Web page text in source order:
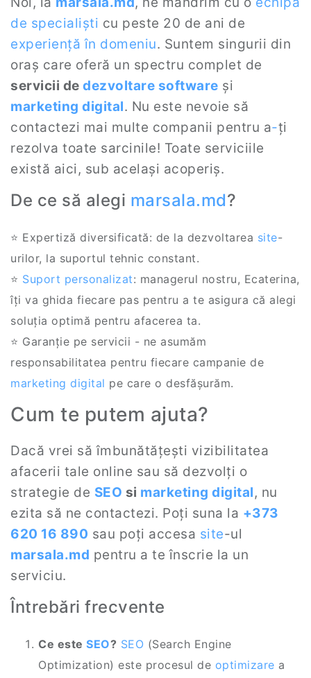
de specialiști cu peste 20 de ani de
experiență în domeniu. Suntem singurii din
oraș care oferă un spectru complet de
servicii de dezvoltare software și
marketing digital. Nu este nevoie să
contactezi mai multe companii pentru a-ți
rezolva toate sarcinile! Toate serviciile
există aici, sub același acoperiș.
De ce să alegi marsala.md?
⭐ Expertiză diversificată: de la dezvoltarea site-
urilor, la suportul tehnic constant.
⭐ Suport personalizat: managerul nostru, Ecaterina,
îți va ghida fiecare pas pentru a te asigura că alegi
soluția optimă pentru afacerea ta.
⭐ Garanție pe servicii - ne asumăm
responsabilitatea pentru fiecare campanie de
marketing digital pe care o desfășurăm.
Cum te putem ajuta?
Dacă vrei să îmbunătățești vizibilitatea
afacerii tale online sau să dezvolți o
strategie de SEO si marketing digital, nu
ezita să ne contactezi. Poți suna la +373
620 16 890 sau poți accesa site-ul
marsala.md pentru a te înscrie la un
serviciu.
Întrebări frecvente
Ce este SEO? SEO (Search Engine
Optimization) este procesul de optimizare a